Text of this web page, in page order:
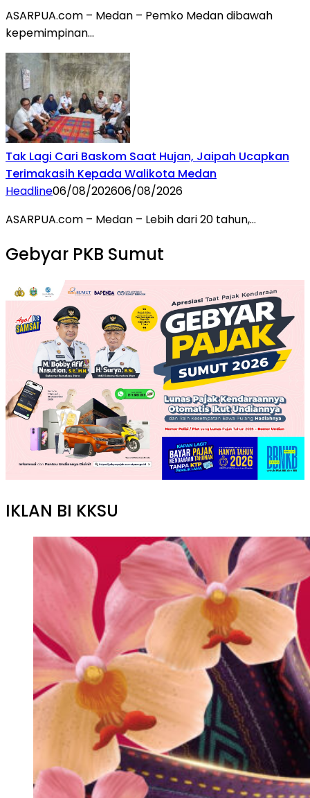
ASARPUA.com – Medan – Pemko Medan dibawah
kepemimpinan…
Tak Lagi Cari Baskom Saat Hujan, Jaipah Ucapkan
Terimakasih Kepada Walikota Medan
Headline06/08/202606/08/2026
ASARPUA.com – Medan – Lebih dari 20 tahun,…
Gebyar PKB Sumut
IKLAN BI KKSU